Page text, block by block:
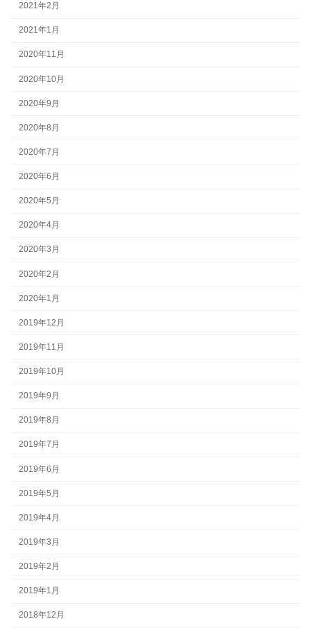
2021年2月
2021年1月
2020年11月
2020年10月
2020年9月
2020年8月
2020年7月
2020年6月
2020年5月
2020年4月
2020年3月
2020年2月
2020年1月
2019年12月
2019年11月
2019年10月
2019年9月
2019年8月
2019年7月
2019年6月
2019年5月
2019年4月
2019年3月
2019年2月
2019年1月
2018年12月